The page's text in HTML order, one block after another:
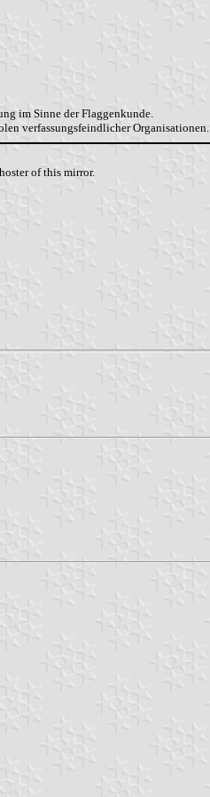
im Sinne der Flaggenkunde.
verfassungsfeindlicher Organisationen.
of this mirror.